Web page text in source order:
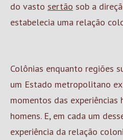
do vasto sertão sob a
estabelecia uma relação
Colônias enquanto regiões
um Estado metropolitano
momentos das
homens. E, em cada um
experiência da relação